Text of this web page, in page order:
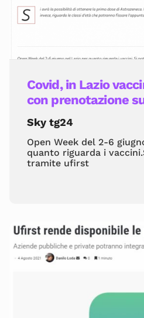
Covid, in Lazio
con prenotazione
Sky tg24
Open Week del 2-6
quanto riguarda i
tramite ufirst